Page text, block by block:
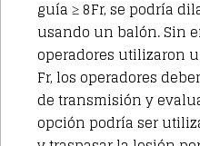
guía ≥ 8Fr, se podría
usando un balón. Sin
operadores utilizaron
Fr, los operadores
de transmisión y
opción podría ser